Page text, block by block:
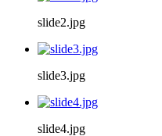
slide2.jpg
slide3.jpg
slide4.jpg